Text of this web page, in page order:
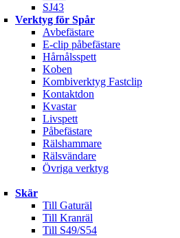
SJ43
Verktyg för Spår
Avbefästare
E-clip påbefästare
Hårnålsspett
Koben
Kombiverktyg Fastclip
Kontaktdon
Kvastar
Livspett
Påbefästare
Rälshammare
Rälsvändare
Övriga verktyg
Skär
Till Gaturäl
Till Kranräl
Till S49/S54